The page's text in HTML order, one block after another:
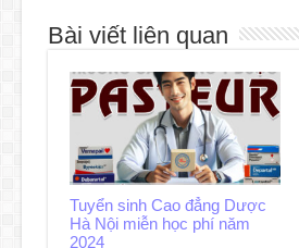
Bài viết liên quan
Tuyển sinh Cao đẳng Dược
Hà Nội miễn học phí năm
2024